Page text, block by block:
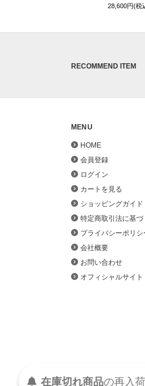
28,600円(税
RECOMMEND ITEM
MENU
HOME
会員登録
ログイン
カートを見る
ショッピングガイド
特定商取引法に基づ
プライバシーポリシ
会社概要
お問い合わせ
オフィシャルサイト
在庫切れ商品の再入